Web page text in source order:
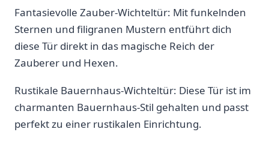
Fantasievolle Zauber-Wichteltür: Mit funkelnden
Sternen und filigranen Mustern⁣ entführt dich ​
diese ‌Tür ⁣direkt in‍ das magische Reich der
Zauberer und Hexen.
Rustikale Bauernhaus-Wichteltür: ​Diese‍ Tür ist im
charmanten‍ Bauernhaus-Stil gehalten und passt
perfekt ⁤zu einer rustikalen Einrichtung.